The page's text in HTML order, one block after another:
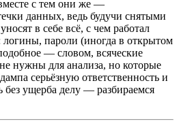
с тем они же —
данных, ведь будучи снятыми
в себе всё, с чем работал
пароли (иногда в открытом
— словом, всяческие
нужны для анализа, но которые
серьёзную ответственность и
без ущерба делу — разбираемся